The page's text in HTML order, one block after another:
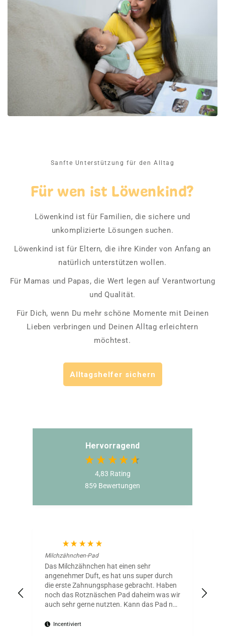
Sanfte Unterstützung für den Alltag
Für wen ist Löwenkind?
Löwenkind ist für Familien, die sichere und
unkomplizierte Lösungen suchen.
Löwenkind ist für Eltern, die ihre Kinder von Anfang an
natürlich unterstützen wollen.
Für Mamas und Papas, die Wert legen auf Verantwortung
und Qualität.
Für Dich, wenn Du mehr schöne Momente mit Deinen
Lieben verbringen und Deinen Alltag erleichtern
möchtest.
Alltagshelfer sichern
Hervorragend
4,83 Rating
859 Bewertungen
Milchzähnchen-Pad
Das Milchzähnchen hat einen sehr
angenehmer Duft, es hat uns super durch
die erste Zahnungsphase gebracht. Haben
noch das Rotznäschen Pad daheim was wir
auch sehr gerne nutzten. Kann das Pad nur
Zahnen zu kämpfen hat. :)
Incentiviert